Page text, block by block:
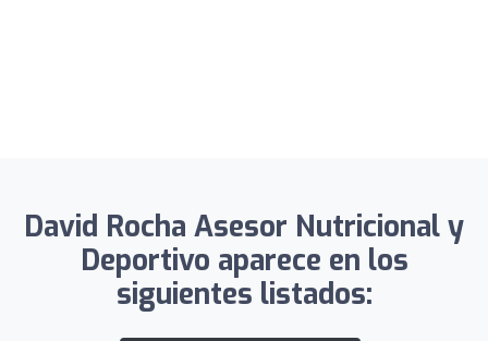
David Rocha Asesor Nutricional y
Deportivo aparece en los
siguientes listados: